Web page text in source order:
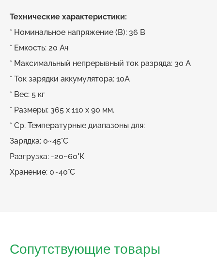
Технические характеристики:
* Номинальное напряжение (В): 36 В
* Емкость: 20 Ач
* Максимальный непрерывный ток разряда: 30 А
* Ток зарядки аккумулятора: 10А
* Вес: 5 кг
* Размеры: 365 х 110 х 90 мм.
* Ср. Температурные диапазоны для:
Зарядка: 0~45°C
Разгрузка: -20~60°К
Хранение: 0~40°C
Сопутствующие товары